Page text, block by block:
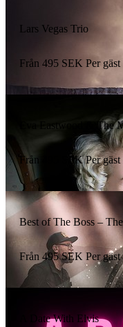
Lars Vegas Trio
Från 495 SEK Per gäst
Eva Eastwood & The
Från SEK Per gäst
Best of The Boss –
Från 495 SEK Per gäst
A Date With Elvis